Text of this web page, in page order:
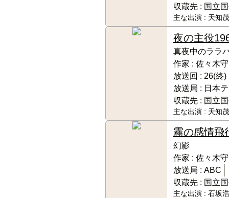
収蔵先 : 国立
主な出演 : 天知
夜の主役
真夜中のララ
作家 : 佐々木守
放送回 : 26(終)
放送局 : 日本
収蔵先 : 国立
主な出演 : 天知
霧の感情飛
幻影
作家 : 佐々木守
放送局 : ABC
収蔵先 : 国立
主な出演 : 石坂